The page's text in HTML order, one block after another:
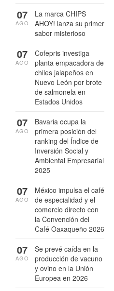
La marca CHIPS
AHOY! lanza su primer
sabor misterioso
07
AGO
Cofepris investiga
planta empacadora de
chiles jalapeños en
Nuevo León por brote
de salmonela en
Estados Unidos
07
AGO
Bavaria ocupa la
primera posición del
ranking del Índice de
Inversión Social y
Ambiental Empresarial
2025
07
AGO
México impulsa el café
de especialidad y el
comercio directo con
la Convención del
Café Oaxaqueño 2026
07
AGO
Se prevé caída en la
producción de vacuno
y ovino en la Unión
Europea en 2026
07
AGO